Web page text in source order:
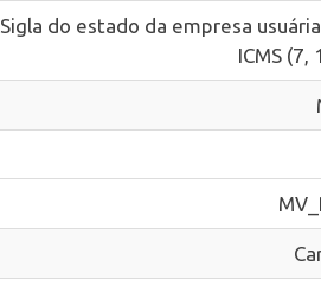
Sigla do estado da empresa
ICMS (7,